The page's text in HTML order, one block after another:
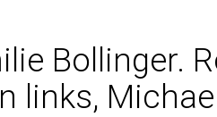
Bollinger.
links,